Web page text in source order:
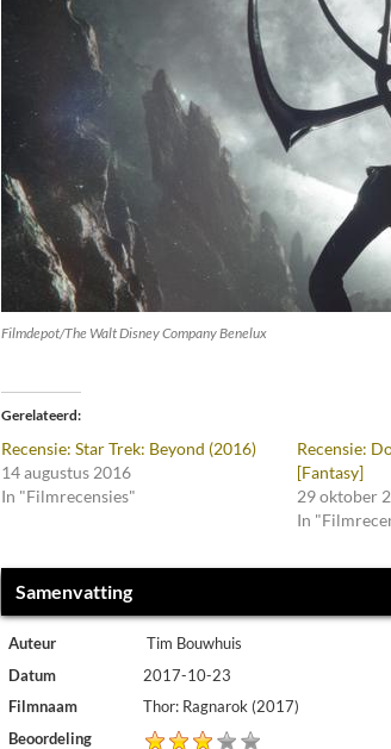
Filmdepot/The Walt Disney Company Benelux
Gerelateerd
Recensie: Star Trek: Beyond (2016)
14 augustus 2016
In "Filmrecensies"
Recensie:
[Fantasy]
29 oktober
In
Samenvatting
Auteur
Tim Bouwhuis
Datum
2017-10-23
Filmnaam
Thor: Ragnarok (2017)
Beoordeling